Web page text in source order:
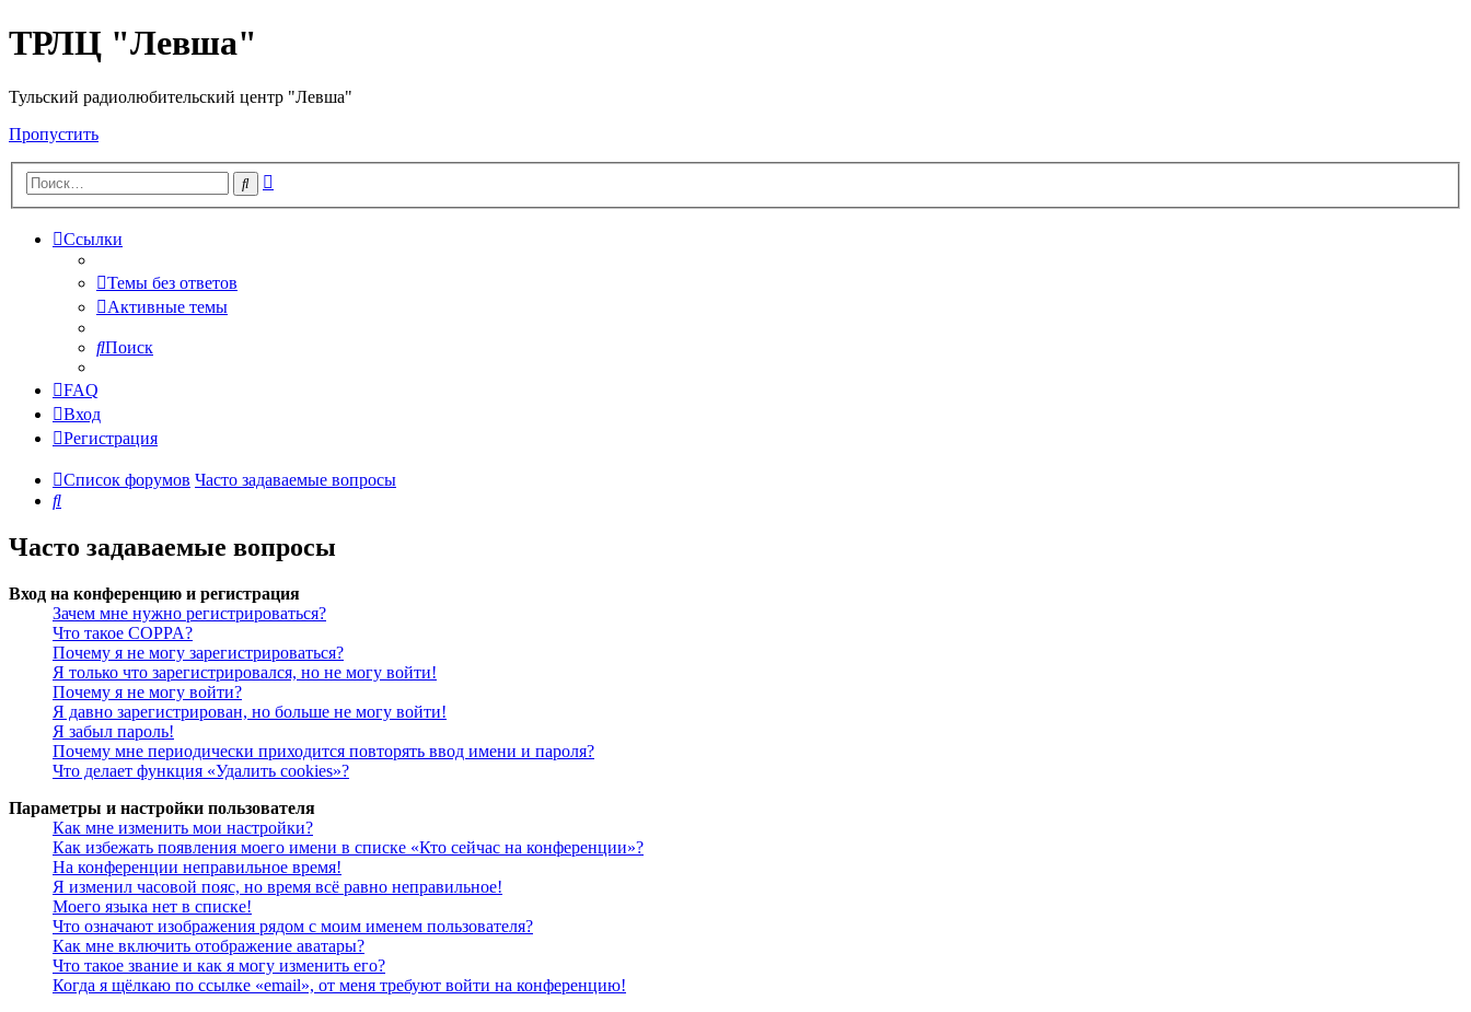
ТРЛЦ "Левша"
Тульский радиолюбительский центр "Левша"
Пропустить
Поиск
Ссылки
Темы без ответов
Активные темы
Поиск
FAQ
Вход
Регистрация
Список форумов Часто задаваемые вопросы
Поиск
Часто задаваемые вопросы
Вход на конференцию и регистрация
Зачем мне нужно регистрироваться?
Что такое COPPA?
Почему я не могу зарегистрироваться?
Я только что зарегистрировался, но не могу войти!
Почему я не могу войти?
Я давно зарегистрирован, но больше не могу войти!
Я забыл пароль!
Почему мне периодически приходится повторять ввод имени и пароля?
Что делает функция «Удалить cookies»?
Параметры и настройки пользователя
Как мне изменить мои настройки?
Как избежать появления моего имени в списке «Кто сейчас на конференции»?
На конференции неправильное время!
Я изменил часовой пояс, но время всё равно неправильное!
Моего языка нет в списке!
Что означают изображения рядом с моим именем пользователя?
Как мне включить отображение аватары?
Что такое звание и как я могу изменить его?
Когда я щёлкаю по ссылке «email», от меня требуют войти на конференцию!